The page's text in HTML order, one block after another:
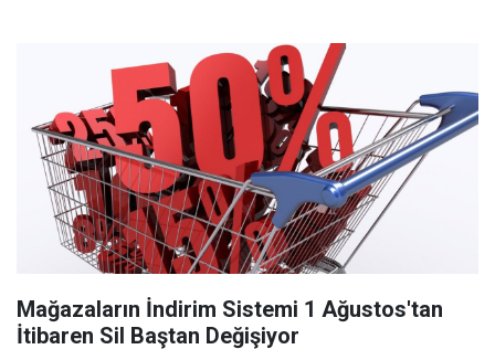
Mağazaların İndirim Sistemi 1 Ağustos'tan
İtibaren Sil Baştan Değişiyor